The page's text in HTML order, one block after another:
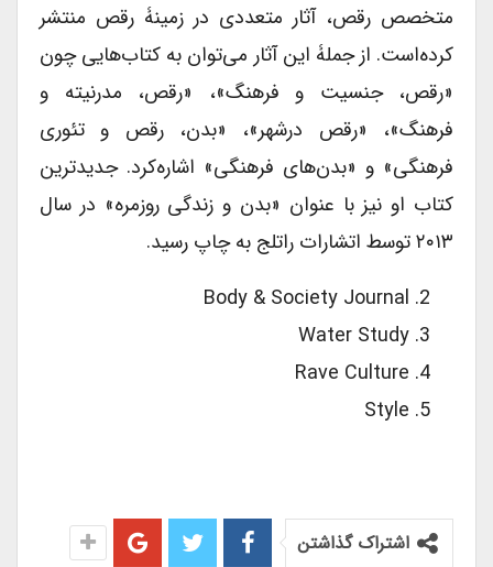
متخصص رقص، آثار متعددی در زمینۀ رقص منتشر
کرده‌است. از جملۀ این آثار می‌توان به کتاب‌هایی چون
«رقص، جنسیت و فرهنگ»، «رقص، مدرنیته و
فرهنگ»، «رقص درشهر»، «بدن، رقص و تئوری
فرهنگی» و «بدن‌های فرهنگی» اشاره‌کرد. جدیدترین
کتاب او نیز با عنوان «بدن و زندگی روزمره» در سال
۲۰۱۳ توسط اتشارات راتلج به چاپ رسید.
Body & Society Journal
Water Study
Rave Culture
Style
اشتراک گذاشتن